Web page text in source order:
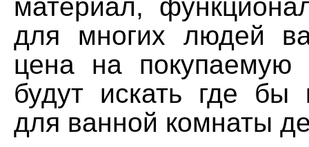
материал,
для многих людей
цена на
будут искать где бы
для ванной комнаты